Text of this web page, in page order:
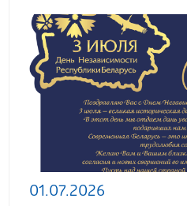
01.07.2026